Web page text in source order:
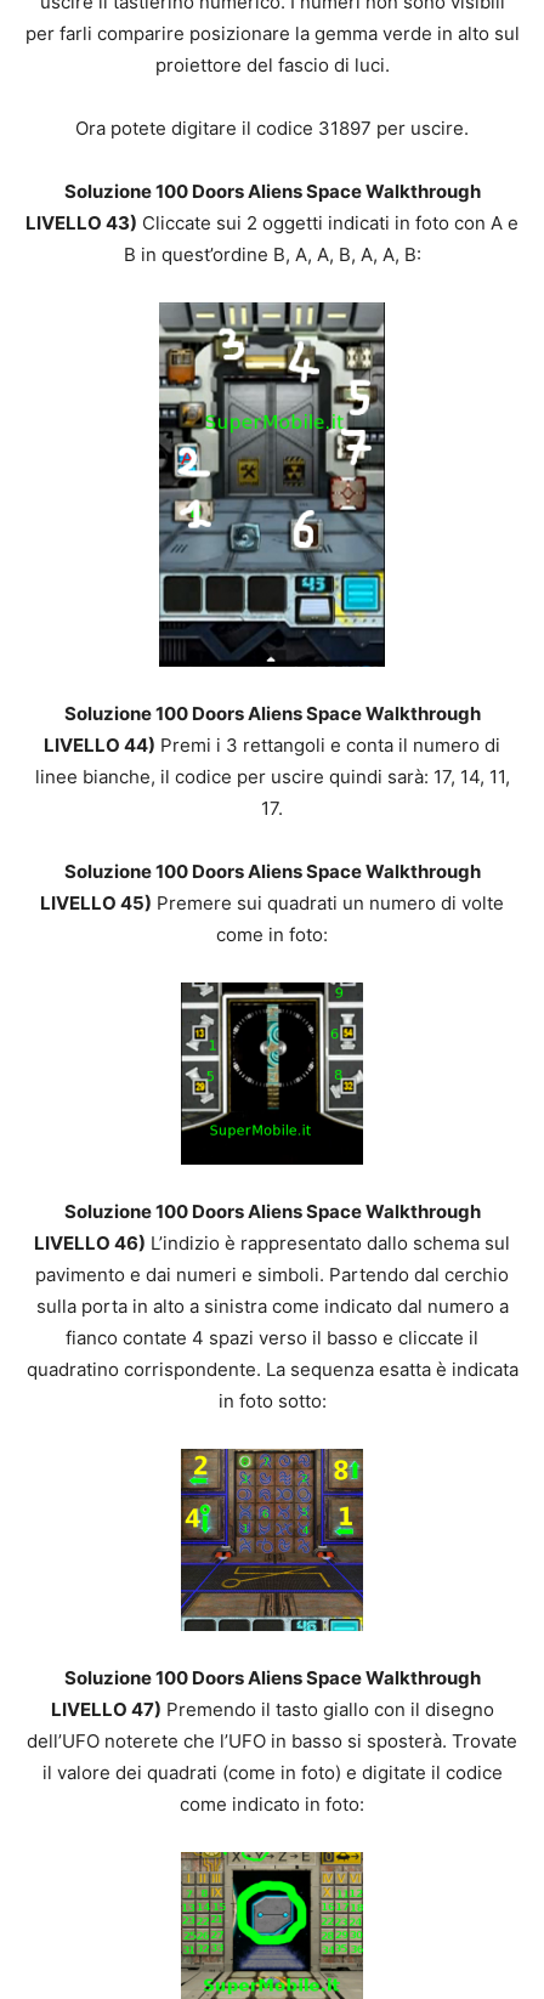
per farli comparire posizionare la gemma verde in alto sul
proiettore del fascio di luci.
Ora potete digitare il codice 31897 per uscire.
Soluzione 100 Doors Aliens Space Walkthrough
LIVELLO 43) Cliccate sui 2 oggetti indicati in foto con A e
B in quest’ordine B, A, A, B, A, A, B:
Soluzione 100 Doors Aliens Space Walkthrough
LIVELLO 44) Premi i 3 rettangoli e conta il numero di
linee bianche, il codice per uscire quindi sarà: 17, 14, 11,
17.
Soluzione 100 Doors Aliens Space Walkthrough
LIVELLO 45) Premere sui quadrati un numero di volte
come in foto:
Soluzione 100 Doors Aliens Space Walkthrough
LIVELLO 46) L’indizio è rappresentato dallo schema sul
pavimento e dai numeri e simboli. Partendo dal cerchio
sulla porta in alto a sinistra come indicato dal numero a
fianco contate 4 spazi verso il basso e cliccate il
quadratino corrispondente. La sequenza esatta è indicata
in foto sotto:
Soluzione 100 Doors Aliens Space Walkthrough
LIVELLO 47) Premendo il tasto giallo con il disegno
dell’UFO noterete che l’UFO in basso si sposterà. Trovate
il valore dei quadrati (come in foto) e digitate il codice
come indicato in foto: